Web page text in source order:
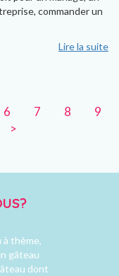
commander un
Lire la suite
6 7 8
9
>
à thème,
gâteau
dont